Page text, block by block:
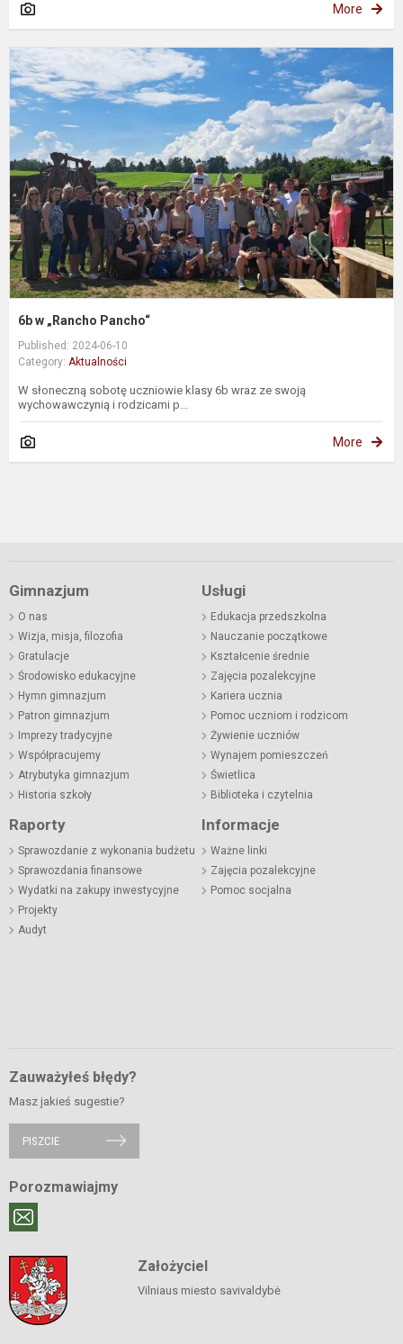
More
6b w „Rancho Pancho“
Published: 2024-06-10
Category: Aktualności
W słoneczną sobotę uczniowie klasy 6b wraz ze swoją
wychowawczynią i rodzicami p...
More
Gimnazjum
O nas
Wizja, misja, filozofia
Gratulacje
Środowisko edukacyjne
Hymn gimnazjum
Patron gimnazjum
Imprezy tradycyjne
Współpracujemy
Atrybutyka gimnazjum
Historia szkoły
Usługi
Edukacja przedszkolna
Nauczanie początkowe
Kształcenie średnie
Zajęcia pozalekcyjne
Kariera ucznia
Pomoc uczniom i rodzicom
Żywienie uczniów
Wynajem pomieszczeń
Świetlica
Biblioteka i czytelnia
Raporty
Sprawozdanie z wykonania budżetu
Sprawozdania finansowe
Wydatki na zakupy inwestycyjne
Projekty
Audyt
Informacje
Ważne linki
Zajęcia pozalekcyjne
Pomoc socjalna
Zauważyłeś błędy?
Masz jakieś sugestie?
PISZCIE
Porozmawiajmy
Założyciel
Vilniaus miesto savivaldybė